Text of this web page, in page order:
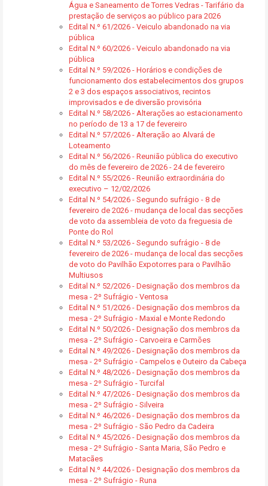
Água e Saneamento de Torres Vedras - Tarifário da
prestação de serviços ao público para 2026
Edital N.º 61/2026 - Veiculo abandonado na via
pública
Edital N.º 60/2026 - Veiculo abandonado na via
pública
Edital N.º 59/2026 - Horários e condições de
funcionamento dos estabelecimentos dos grupos
2 e 3 dos espaços associativos, recintos
improvisados e de diversão provisória
Edital N.º 58/2026 - Alterações ao estacionamento
no período de 13 a 17 de fevereiro
Edital N.º 57/2026 - Alteração ao Alvará de
Loteamento
Edital N.º 56/2026 - Reunião pública do executivo
do mês de fevereiro de 2026 - 24 de fevereiro
Edital N.º 55/2026 - Reunião extraordinária do
executivo – 12/02/2026
Edital N.º 54/2026 - Segundo sufrágio - 8 de
fevereiro de 2026 - mudança de local das secções
de voto da assembleia de voto da freguesia de
Ponte do Rol
Edital N.º 53/2026 - Segundo sufrágio - 8 de
fevereiro de 2026 - mudança de local das secções
de voto do Pavilhão Expotorres para o Pavilhão
Multiusos
Edital N.º 52/2026 - Designação dos membros da
mesa - 2º Sufrágio - Ventosa
Edital N.º 51/2026 - Designação dos membros da
mesa - 2º Sufrágio - Maxial e Monte Redondo
Edital N.º 50/2026 - Designação dos membros da
mesa - 2º Sufrágio - Carvoeira e Carmões
Edital N.º 49/2026 - Designação dos membros da
mesa - 2º Sufrágio - Campelos e Outeiro da Cabeça
Edital N.º 48/2026 - Designação dos membros da
mesa - 2º Sufrágio - Turcifal
Edital N.º 47/2026 - Designação dos membros da
mesa - 2º Sufrágio - Silveira
Edital N.º 46/2026 - Designação dos membros da
mesa - 2º Sufrágio - São Pedro da Cadeira
Edital N.º 45/2026 - Designação dos membros da
mesa - 2º Sufrágio - Santa Maria, São Pedro e
Matacães
Edital N.º 44/2026 - Designação dos membros da
mesa - 2º Sufrágio - Runa